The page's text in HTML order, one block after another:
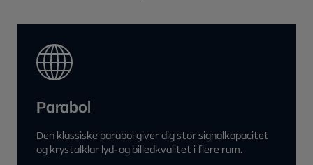
Parabol
Den klassiske parabol giver dig stor signalkapacitet
og krystalklar lyd- og billedkvalitet i flere rum.